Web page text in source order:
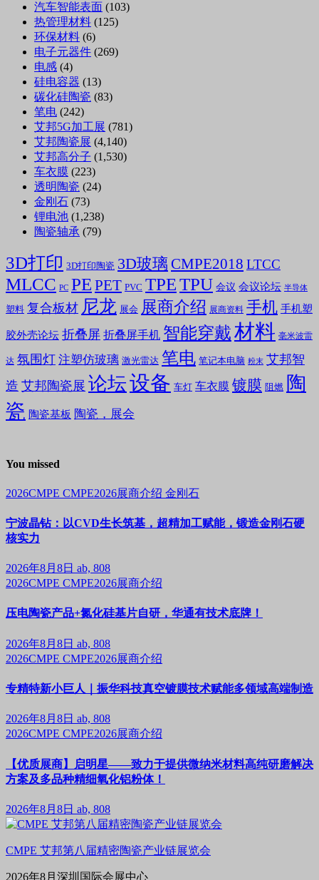
汽车智能表面 (103)
热管理材料 (125)
环保材料 (6)
电子元器件 (269)
电感 (4)
硅电容器 (13)
碳化硅陶瓷 (83)
笔电 (242)
艾邦5G加工展 (781)
艾邦陶瓷展 (4,140)
艾邦高分子 (1,530)
车衣膜 (223)
透明陶瓷 (24)
金刚石 (73)
锂电池 (1,238)
陶瓷轴承 (79)
3D打印 3D打印陶瓷 3D玻璃 CMPE2018 LTCC
MLCC PC PE PET PVC TPETPU 会议 会议论坛 半导体
塑料 复合板材 尼龙 展会 展商介绍 展商资料 手机 手机塑
胶外壳论坛 折叠屏 折叠屏手机 智能穿戴材料 毫米波雷
达 氛围灯 注塑仿玻璃 激光雷达 笔电 笔记本电脑 粉末 艾邦智
造 艾邦陶瓷展 论坛设备 车灯 车衣膜 镀膜 阻燃 陶
瓷 陶瓷基板 陶瓷，展会
You missed
2026CMPE CMPE2026展商介绍 金刚石
宁波晶钻：以CVD生长筑基，超精加工赋能，锻造金刚石硬
核实力
2026年8月8日 ab, 808
2026CMPE CMPE2026展商介绍
压电陶瓷产品+氮化硅基片自研，华通有技术底牌！
2026年8月8日 ab, 808
2026CMPE CMPE2026展商介绍
专精特新小巨人｜振华科技真空镀膜技术赋能多领域高端制造
2026年8月8日 ab, 808
2026CMPE CMPE2026展商介绍
【优质展商】启明星——致力于提供微纳米材料高纯研磨解决
方案及多品种精细氧化铝粉体！
2026年8月8日 ab, 808
CMPE 艾邦第八届精密陶瓷产业链展览会
2026年8月深圳国际会展中心